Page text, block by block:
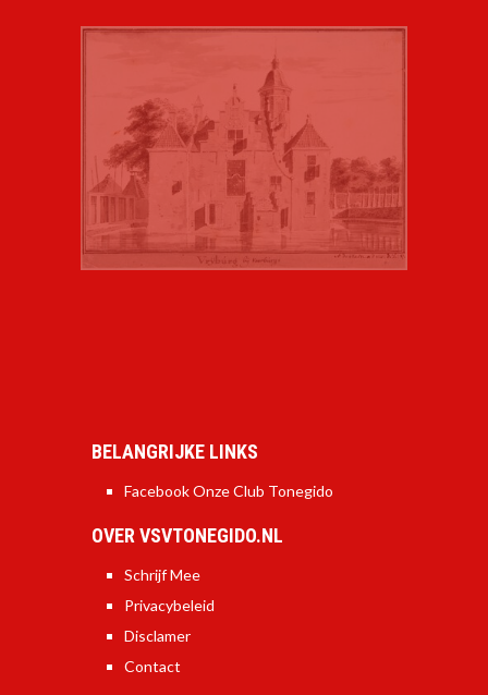
BELANGRIJKE LINKS
Facebook Onze Club Tonegido
OVER VSVTONEGIDO.NL
Schrijf Mee
Privacybeleid
Disclamer
Contact